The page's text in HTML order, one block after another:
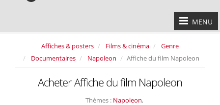
MENU
Affiches & posters Films & cinéma
Genre
Documentaires
Napoleon Affiche du film Napoleon
Acheter Affiche du film Napoleon
Thèmes : Napoleon,